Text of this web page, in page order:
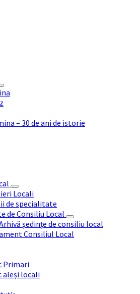
– 30 de ani de istorie
Locali
de specialitate
de Consiliu Local
ședințe de consiliu local
Consiliul Local
Primari
aleși locali